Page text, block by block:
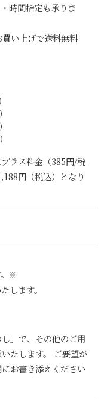
時間指定も承りま
い上げで送料無料
ラス料金（385円/税
円（税込）となり
※
します。
」で、その他のご用
たします。 ご要望が
お書き添えください